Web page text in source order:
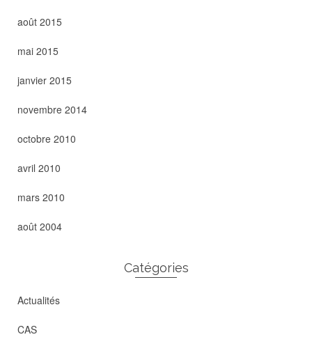
août 2015
mai 2015
janvier 2015
novembre 2014
octobre 2010
avril 2010
mars 2010
août 2004
Catégories
Actualités
CAS